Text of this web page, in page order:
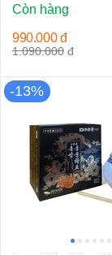
Còn hàng
1.090.000 đ
990.000 đ
-13%